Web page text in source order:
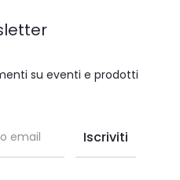
su eventi e prodotti